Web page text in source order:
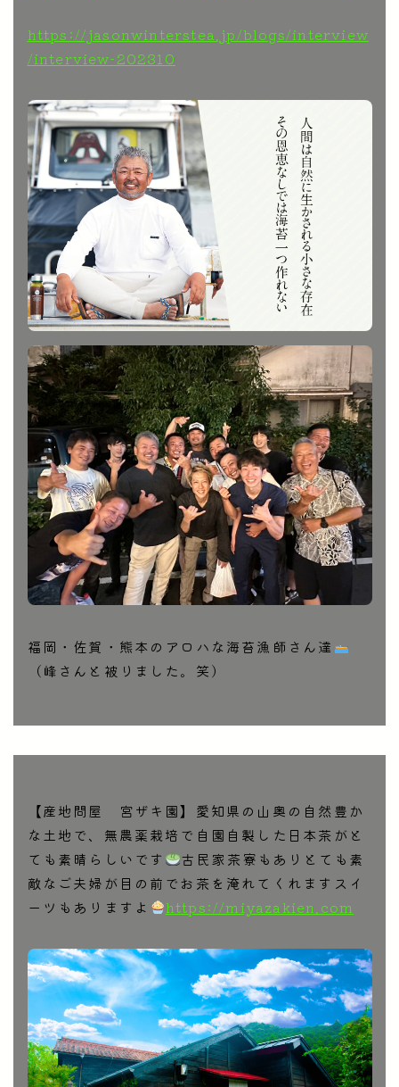
https://jasonwinterstea.jp/blogs/interview
/interview-202310
福岡・佐賀・熊本のアロハな海苔漁師さん達
（峰さんと被りました。笑）
【産地問屋 宮ザキ園】愛知県の山奥の自然豊か
な土地で、無農薬栽培で自園自製した日本茶がと
ても素晴らしいです
古民家茶寮もありとても素
敵なご夫婦が目の前でお茶を淹れてくれますスイ
ーツもありますよ
https://miyazakien.com